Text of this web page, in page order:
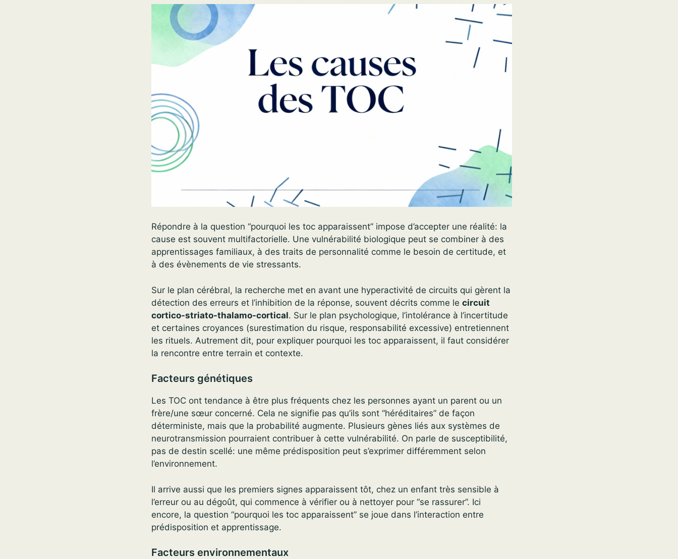
Répondre à la question “pourquoi les toc apparaissent” impose d’accepter une réalité: la
cause est souvent multifactorielle. Une vulnérabilité biologique peut se combiner à des
apprentissages familiaux, à des traits de personnalité comme le besoin de certitude, et
à des évènements de vie stressants.
Sur le plan cérébral, la recherche met en avant une hyperactivité de circuits qui gèrent la
détection des erreurs et l’inhibition de la réponse, souvent décrits comme le circuit
cortico-striato-thalamo-cortical. Sur le plan psychologique, l’intolérance à l’incertitude
et certaines croyances (surestimation du risque, responsabilité excessive) entretiennent
les rituels. Autrement dit, pour expliquer pourquoi les toc apparaissent, il faut considérer
la rencontre entre terrain et contexte.
Facteurs génétiques
Les TOC ont tendance à être plus fréquents chez les personnes ayant un parent ou un
frère/une sœur concerné. Cela ne signifie pas qu’ils sont “héréditaires” de façon
déterministe, mais que la probabilité augmente. Plusieurs gènes liés aux systèmes de
neurotransmission pourraient contribuer à cette vulnérabilité. On parle de susceptibilité,
pas de destin scellé: une même prédisposition peut s’exprimer différemment selon
l’environnement.
Il arrive aussi que les premiers signes apparaissent tôt, chez un enfant très sensible à
l’erreur ou au dégoût, qui commence à vérifier ou à nettoyer pour “se rassurer”. Ici
encore, la question “pourquoi les toc apparaissent” se joue dans l’interaction entre
prédisposition et apprentissage.
Facteurs environnementaux